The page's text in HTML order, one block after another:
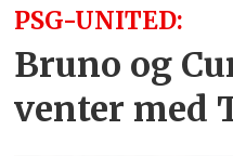
PSG-UNITED:
Bruno og
venter med